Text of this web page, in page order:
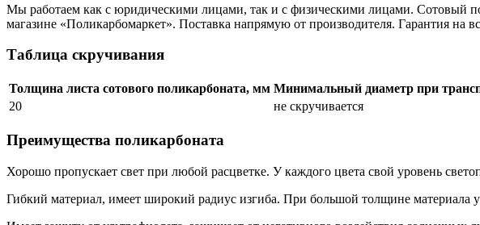
Мы работаем как с юридическими лицами, так и с физическими лицами. Сотовый
магазине «Поликарбомаркет». Поставка напрямую от производителя. Гарантия на
Таблица скручивания
Толщина листа сотового поликарбоната, мм Минимальный диаметр при
20
не скручивается
Преимущества поликарбоната
Хорошо пропускает свет при любой расцветке. У каждого цвета свой уровень
Гибкий материал, имеет широкий радиус изгиба. При большой толщине материала